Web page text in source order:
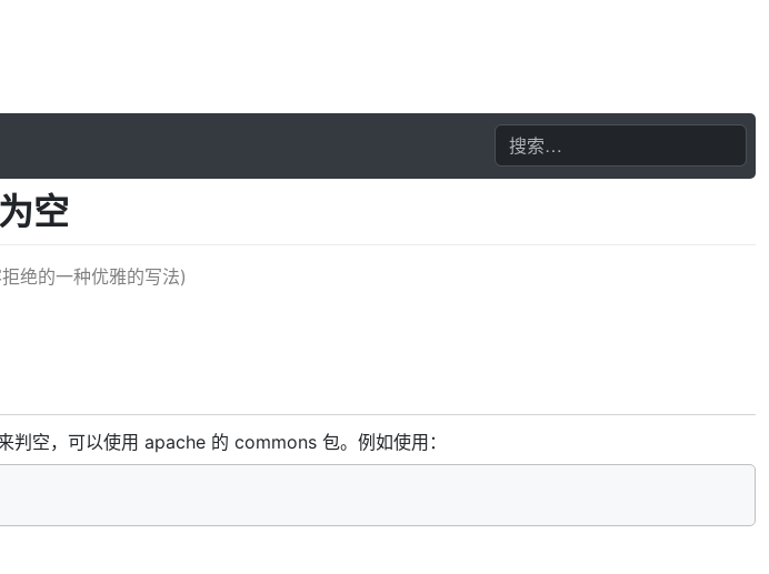
空
绝的一种优雅的写法)
判空，可以使用 apache 的 commons 包。例如使用：